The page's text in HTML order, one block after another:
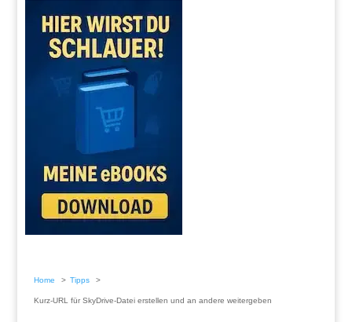
Home Tipps
Kurz-URL für SkyDrive-Datei erstellen und an andere weitergeben